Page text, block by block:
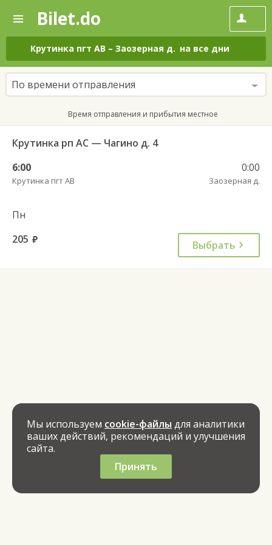
—
Поиск
и
покупка
билетов
на
автобус
онлайн
Bilet.do
Крутинка пгт АВ – Заозерная д. на все дни
По времени отправления
Время отправления и прибытия местное
Крутинка рп АС — Чагино д. 4
6:00
Крутинка пгт АВ
0:00
Заозерная д.
Пн
205 руб. Выбрать
Мы используем cookie-файлы для аналитики
ваших действий, рекомендаций и улучшения
сайта.
Принять